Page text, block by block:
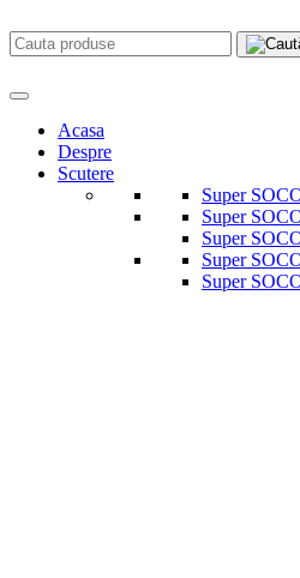
Acasa
Despre
Scutere
Super
Super
Super
Super
Super